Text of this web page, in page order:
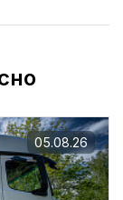
05.08.26